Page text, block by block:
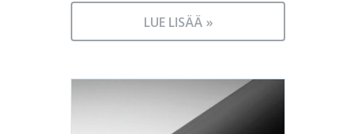
LUE LISÄÄ »